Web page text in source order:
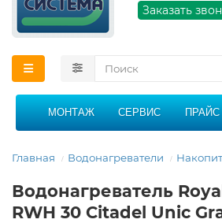
График работы: 9:00 -
21:00 без перерыва и
Заказать
МОНТАЖ СЕРВИС ПРАЙС
Главная Водонагреватели
Водонагреватель
RWH 30 Citadel Unic